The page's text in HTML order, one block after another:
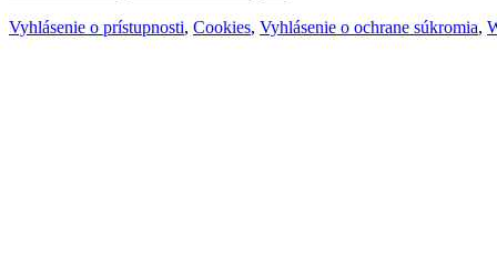
Vyhlásenie o prístupnosti, Cookies, Vyhlásenie o ochrane súkromia,